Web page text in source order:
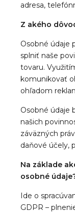
adresa,
Z akého
Osobné údaje
splniť naše
tovaru.
komunikovať
ohľadom
Osobné údaje
našich
záväzných
daňové účely,
Na základe
osobné
Ide o
GDPR –